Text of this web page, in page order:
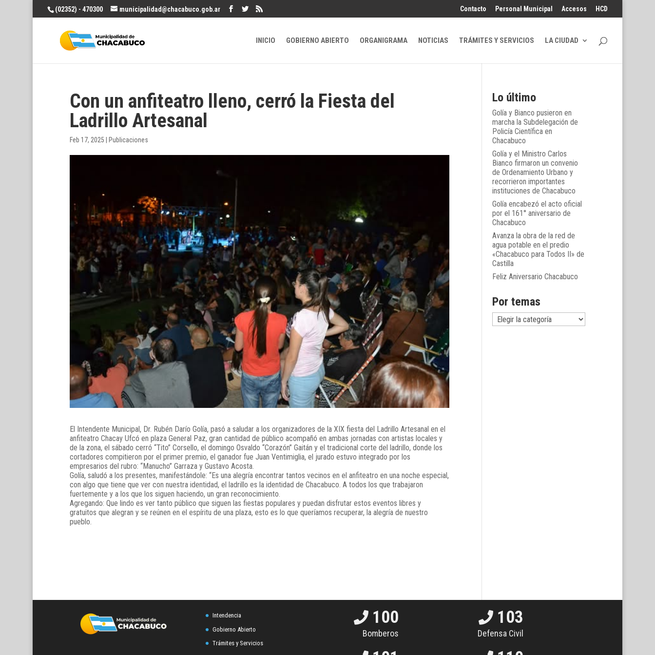
(02352) - 470300 municipalidad@chacabuco.gob.ar Contacto Personal Municipal Accesos HCD
INICIO GOBIERNO ABIERTO ORGANIGRAMA NOTICIAS TRÁMITES Y SERVICIOS LA CIUDAD
Con un anfiteatro lleno, cerró la Fiesta del
Ladrillo Artesanal
Feb 17, 2025 Publicaciones
El Intendente Municipal, Dr. Rubén Darío Golía, pasó a saludar a los organizadores de la XIX fiesta del Ladrillo Artesanal en el
anfiteatro Chacay Ufcó en plaza General Paz, gran cantidad de público acompañó en ambas jornadas con artistas locales y
de la zona, el sábado cerró “Tito” Corsello, el domingo Osvaldo “Corazón” Gaitán y el tradicional corte del ladrillo, donde los
cortadores compitieron por el primer premio, el ganador fue Juan Ventimiglia, el jurado estuvo integrado por los
empresarios del rubro: “Manucho” Garraza y Gustavo Acosta.
Golía, saludó a los presentes, manifestándole: “Es una alegría encontrar tantos vecinos en el anfiteatro en una noche especial,
con algo que tiene que ver con nuestra identidad, el ladrillo es la identidad de Chacabuco. A todos los que trabajaron
fuertemente y a los que los siguen haciendo, un gran reconocimiento.
Agregando: Que lindo es ver tanto público que siguen las fiestas populares y puedan disfrutar estos eventos libres y
gratuitos que alegran y se reúnen en el espíritu de una plaza, esto es lo que queríamos recuperar, la alegría de nuestro
pueblo.
Lo último
Golía y Bianco pusieron en
marcha la Subdelegación de
Policía Científica en
Chacabuco
Golía y el Ministro Carlos
Bianco firmaron un convenio
de Ordenamiento Urbano y
recorrieron importantes
instituciones de Chacabuco
Golía encabezó el acto oficial
por el 161° aniversario de
Chacabuco
Avanza la obra de la red de
agua potable en el predio
«Chacabuco para Todos II» de
Castilla
Feliz Aniversario Chacabuco
Por temas
Por
temas
Intendencia
Gobierno Abierto
Trámites y Servicios
100
Bomberos
103
Defensa Civil